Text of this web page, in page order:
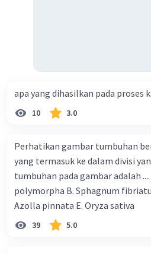
apa yang dihasilkan pada proses
10 3.0
Perhatikan gambar tumbuhan
yang termasuk ke dalam divisi
tumbuhan pada gambar adalah
polymorpha B. Sphagnum
Azolla pinnata E. Oryza sativa
39 5.0